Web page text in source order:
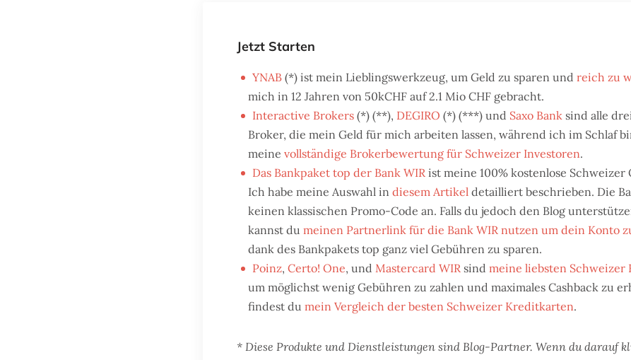
Jetzt Starten
YNAB (*) ist mein Lieblingswerkzeug, um Geld zu sparen und reich zu
mich in 12 Jahren von 50kCHF auf 2.1 Mio CHF gebracht.
Interactive Brokers (*) (**), DEGIRO (*) (***) und Saxo Bank sind alle
Broker, die mein Geld für mich arbeiten lassen, während ich im Schlaf
meine vollständige Brokerbewertung für Schweizer Investoren.
Das Bankpaket top der Bank WIR ist meine 100% kostenlose Schweizer
Ich habe meine Auswahl in diesem Artikel detailliert beschrieben. Die
keinen klassischen Promo-Code an. Falls du jedoch den Blog
kannst du meinen Partnerlink für die Bank WIR nutzen um dein Konto
dank des Bankpakets top ganz viel Gebühren zu sparen.
Poinz, Certo! One, und Mastercard WIR sind meine liebsten
um möglichst wenig Gebühren zu zahlen und maximales Cashback zu
findest du mein Vergleich der besten Schweizer Kreditkarten.
* Diese Produkte und Dienstleistungen sind Blog-Partner. Wenn du darauf